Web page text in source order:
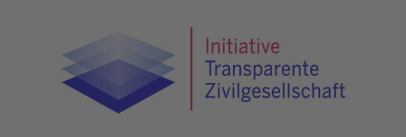
wir die Aktivitäten vor Ort stabil und im
Voraus planen möchten. Die größte
Freude haben Sie, wenn Sie uns als Pate
längerfristig begleiten. So bekommen Sie